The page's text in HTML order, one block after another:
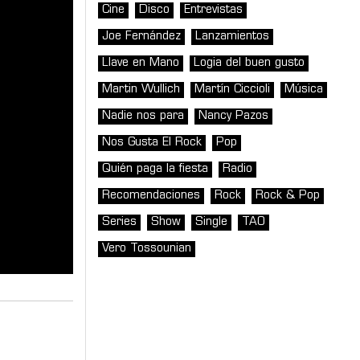
Cine Disco Entrevistas
Joe Fernández Lanzamientos
Llave en Mano Logia del buen gusto
Martin Wullich Martín Ciccioli Música
Nadie nos para Nancy Pazos
Nos Gusta El Rock Pop
Quién paga la fiesta Radio
Recomendaciones Rock Rock & Pop
Series Show Single TAO
Vero Tossounian